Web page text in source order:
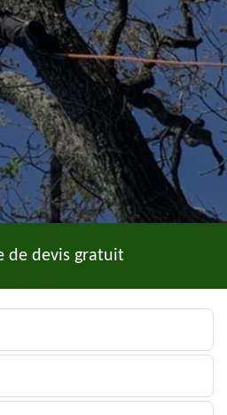
de devis gratuit